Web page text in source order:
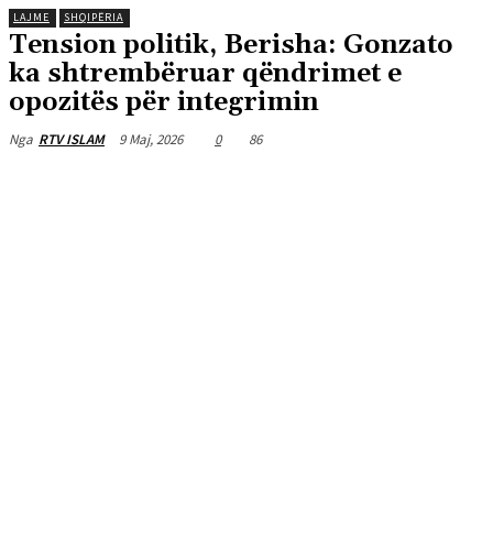
LAJME SHQIPËRIA
Tension politik, Berisha: Gonzato
ka shtrembëruar qëndrimet e
opozitës për integrimin
Nga RTV ISLAM 9 Maj, 2026 0 86